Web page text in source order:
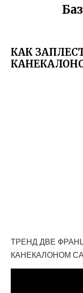
КАК
ТРЕНД ДВЕ
КАНЕКАЛОНОМ